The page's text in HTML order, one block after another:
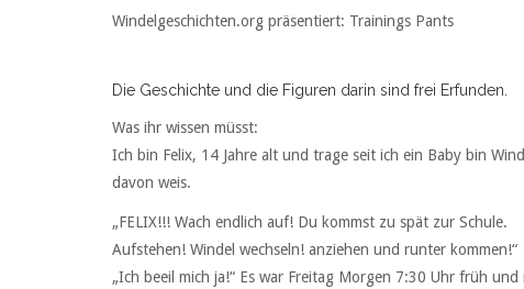
Windelgeschichten.org präsentiert: Trainings Pants
Die Geschichte und die Figuren darin sind frei Erfunden.
Was ihr wissen müsst:
Ich bin Felix, 14 Jahre alt und trage seit ich ein Baby bin
davon weis.
„FELIX!!! Wach endlich auf! Du kommst zu spät zur Schule.
Aufstehen! Windel wechseln! anziehen und runter kommen!“
„Ich beeil mich ja!“ Es war Freitag Morgen 7:30 Uhr früh